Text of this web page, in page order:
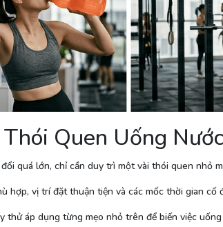
Quen Uống
quá lớn, chỉ cần duy trì một vài thói quen nhỏ
hợp, vị trí đặt thuận tiện và các mốc thời gian
thử áp dụng từng mẹo nhỏ trên để biến việc